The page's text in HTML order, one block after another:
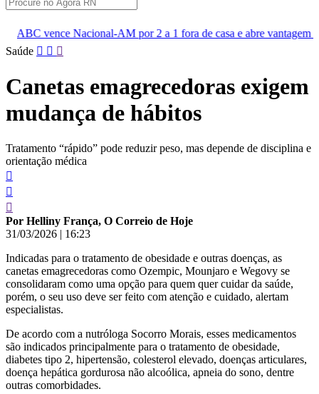
AM por 2 a 1 fora de casa e abre vantagem nas quartas
Cine
Pular
conteúdo
Saúde
Canetas emagrecedoras exigem
mudança de hábitos
Tratamento “rápido” pode reduzir peso, mas depende de disciplina e
orientação médica
Por Helliny França, O Correio de Hoje
31/03/2026 | 16:23
Indicadas para o tratamento de obesidade e outras doenças, as
canetas emagrecedoras como Ozempic, Mounjaro e Wegovy se
consolidaram como uma opção para quem quer cuidar da saúde,
porém, o seu uso deve ser feito com atenção e cuidado, alertam
especialistas.
De acordo com a nutróloga Socorro Morais, esses medicamentos
são indicados principalmente para o tratamento de obesidade,
diabetes tipo 2, hipertensão, colesterol elevado, doenças articulares,
doença hepática gordurosa não alcoólica, apneia do sono, dentre
outras comorbidades.